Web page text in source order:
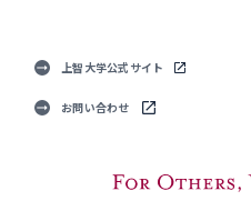
上智大学公式サイト
お問い合わせ